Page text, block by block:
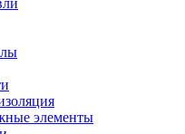
элементы